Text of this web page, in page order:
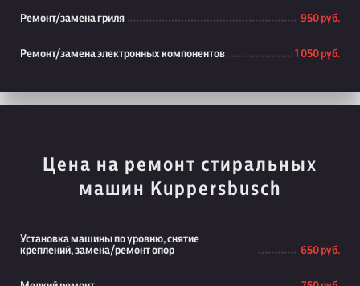
Ремонт/замена гриля 950 руб.
Ремонт/замена электронных компонентов 1 050 руб.
Цена на ремонт стиральных
машин Kuppersbusch
Установка машины по уровню, снятие
креплений, замена/ремонт опор
650 руб.